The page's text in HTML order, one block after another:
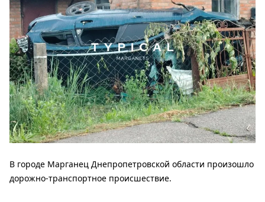
В городе Марганец Днепропетровской области произошло
дорожно-транспортное происшествие.